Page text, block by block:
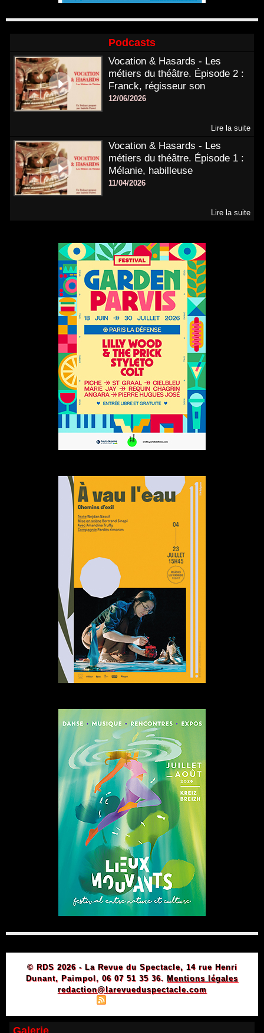
Podcasts
Vocation & Hasards - Les
métiers du théâtre. Épisode 2 :
Franck, régisseur son
12/06/2026
Lire la suite
Vocation & Hasards - Les
métiers du théâtre. Épisode 1 :
Mélanie, habilleuse
11/04/2026
Lire la suite
© RDS 2026 - La Revue du Spectacle, 14 rue Henri
Dunant, Paimpol, 06 07 51 35 36. Mentions légales
redaction@larevueduspectacle.com
Galerie